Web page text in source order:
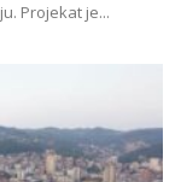
Projekat je...